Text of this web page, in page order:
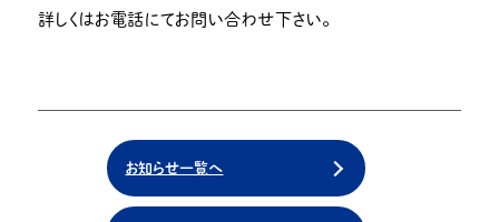
詳しくはお電話にてお問い合わせ下さい。
お知らせ一覧へ